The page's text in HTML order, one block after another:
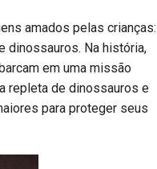
amados pelas crianças:
dinossauros. Na história,
em uma missão
repleta de dinossauros e
para proteger seus